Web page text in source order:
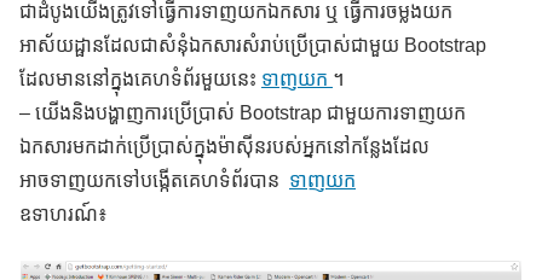
ជាដំបូងយើងត្រូវទៅធ្វើការទាញយកឯកសារ ឬ ធ្វើការចម្លងយក
អាស័យដ្ផានដែលជាសំនុំឯកសារសំរាប់ប្រើប្រាស់ជាមួយ Bootstrap
ដែលមាននៅក្នុងគេហទំព័រមួយនេះ ទាញយក ។
– យើងនិងបង្ហាញការប្រើប្រាស់ Bootstrap ជាមួយការទាញយក
ឯកសារមកដាក់ប្រើប្រាស់ក្នុងម៉ាស៊ីនរបស់អ្នកនៅកន្លែងដែល
អាចទាញយកទៅបង្កើតគេហទំព័របាន ទាញយក
ឧទាហរណ៍៖